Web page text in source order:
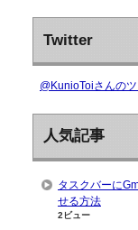
Twitter
@KunioToiさんのツ
人気記事
タスクバーに
せる方法
2ビュー